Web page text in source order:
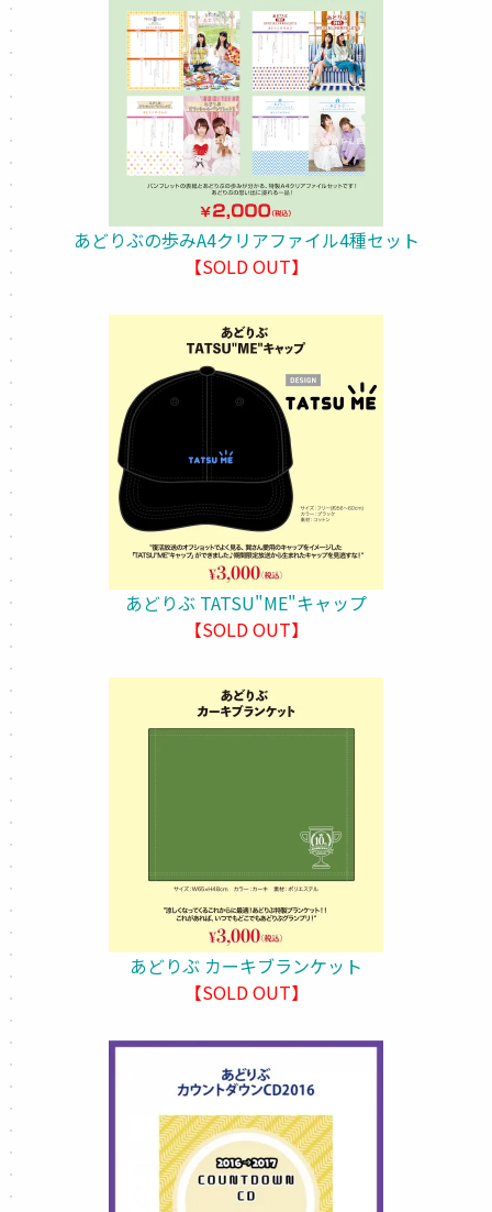
あどりぶの歩みA4クリアファイル4種セット
【SOLD OUT】
あどりぶ TATSU"ME"キャップ
【SOLD OUT】
あどりぶ カーキブランケット
【SOLD OUT】